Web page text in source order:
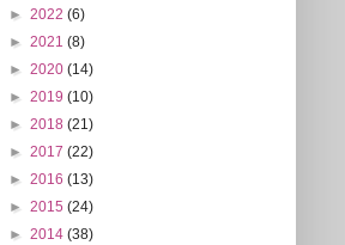
► 2022 (6)
► 2021 (8)
► 2020 (14)
► 2019 (10)
► 2018 (21)
► 2017 (22)
► 2016 (13)
► 2015 (24)
► 2014 (38)